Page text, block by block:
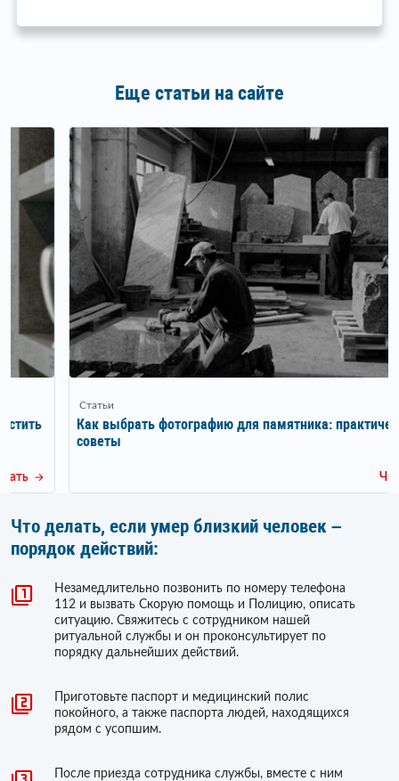
Еще статьи на сайте
Как выбрать фотографию для памятника: практические
Что делать, если умер близкий человек –
порядок действий:
Незамедлительно позвонить по номеру телефона
112 и вызвать Скорую помощь и Полицию, описать
ситуацию. Свяжитесь с сотрудником нашей
ритуальной службы и он проконсультирует по
порядку дальнейших действий.
Приготовьте паспорт и медицинский полис
покойного, а также паспорта людей, находящихся
рядом с усопшим.
После приезда сотрудника службы, вместе с ним